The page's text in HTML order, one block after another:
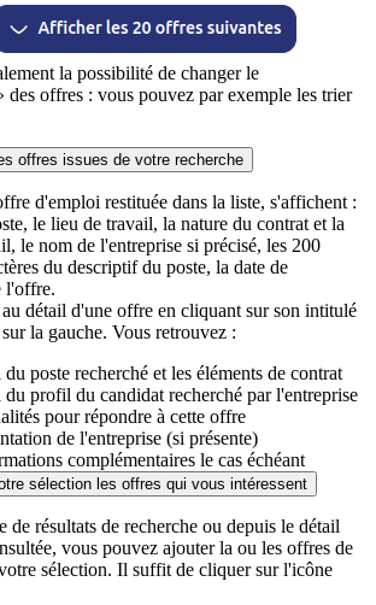
la possibilité de changer le
des offres : vous pouvez par exemple les trier
offres issues de votre recherche
d'emploi restituée dans la liste, s'affichent :
le lieu de travail, la nature du contrat et la
le nom de l'entreprise si précisé, les 200
du descriptif du poste, la date de
l'offre.
au détail d'une offre en cliquant sur son intitulé
la gauche. Vous retrouvez :
poste recherché et les éléments de contrat
du profil du candidat recherché par l'entreprise
pour répondre à cette offre
de l'entreprise (si présente)
complémentaires le cas échéant
sélection les offres qui vous intéressent
de résultats de recherche ou depuis le détail
vous pouvez ajouter la ou les offres de
sélection. Il suffit de cliquer sur l'icône